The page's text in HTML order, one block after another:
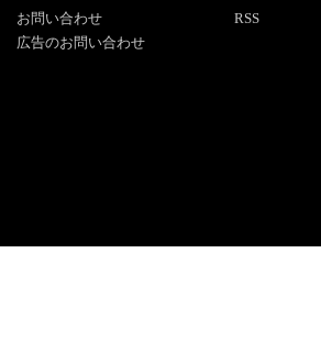
お問い合わせ
広告のお問い合わせ
RSS